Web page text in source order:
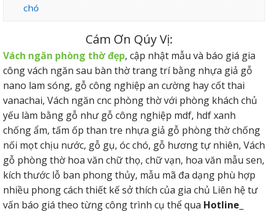
chó
Cám Ơn Qúy Vị:
Vách ngăn phòng thờđẹp, cập nhật mẫu và báo giá gia
công vách ngăn sau bàn thờ trang trí bằng nhựa giả gỗ
nano lam sóng, gỗ công nghiệp an cường hay cốt thai
vanachai, Vách ngăn cnc phòng thờ với phòng khách chủ
yếu làm bằng gỗ như gỗ công nghiệp mdf, hdf xanh
chống ẩm, tấm ốp than tre nhựa giả gỗ phòng thờ chống
nối mọt chịu nước, gỗ gụ, óc chó, gỗ hương tự nhiên, Vách
gỗ phòng thờ hoa văn chữ thọ, chữ vạn, hoa văn mẫu sen,
kích thước lỗ ban phong thủy, mẫu mã đa dạng phù hợp
nhiều phong cách thiết kế sở thích của gia chủ Liên hệ tư
vấn báo giá theo từng công trình cụ thể qua Hotline_